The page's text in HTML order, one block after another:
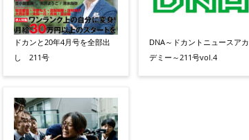
ドカンと20年4月号を全部出
し 211号
DNA～ドカントニュースアカ
デミー～211号vol.4